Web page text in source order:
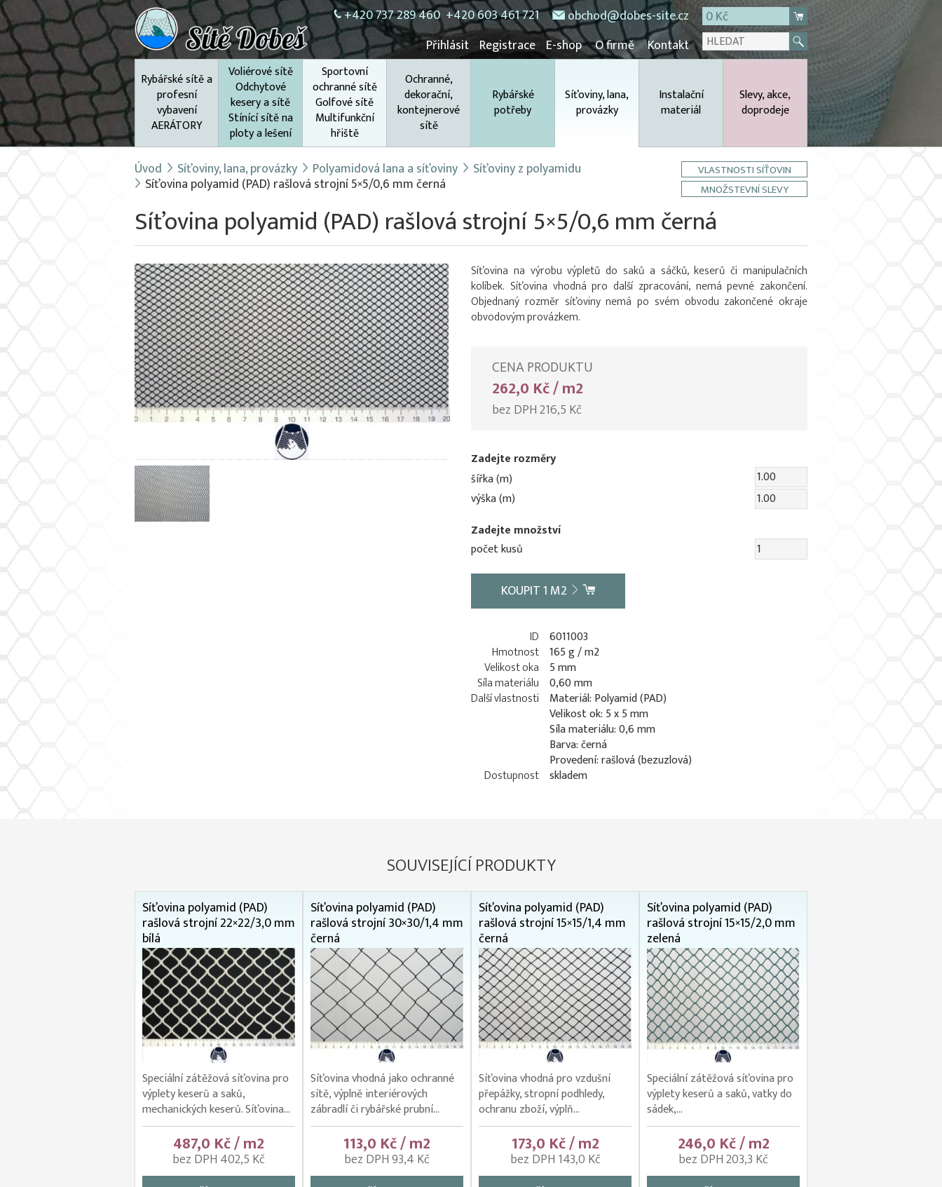
+420 737 289 460 +420 603 461 721 obchod@dobes-site.cz
0 Kč
Přihlásit Registrace E-shop O firmě Kontakt
Rybářské sítě a
profesní
vybavení
AERÁTORY
Voliérové sítě
Odchytové
kesery a sítě
Stínící sítě na
ploty a lešení
Sportovní
ochranné sítě
Golfové sítě
Multifunkční
hřiště
Ochranné,
dekorační,
kontejnerové
sítě
Rybářské
potřeby
Síťoviny, lana,
provázky
Instalační
materiál
Slevy, akce,
doprodeje
Úvod Síťoviny, lana, provázky Polyamidová lana a síťoviny Síťoviny z polyamidu
Síťovina polyamid (PAD) rašlová strojní 5×5/0,6 mm černá
VLASTNOSTI SÍŤOVIN
MNOŽSTEVNÍ SLEVY
Síťovina polyamid (PAD) rašlová strojní 5×5/0,6 mm černá
Síťovina na výrobu výpletů do saků a sáčků, keserů či manipulačních
kolíbek. Síťovina vhodná pro další zpracování, nemá pevné zakončení.
Objednaný rozměr síťoviny nemá po svém obvodu zakončené okraje
obvodovým provázkem.
CENA PRODUKTU
262,0 Kč / m2
bez DPH 216,5 Kč
Zadejte rozměry
šířka (m)
výška (m)
Zadejte množství
počet kusů
KOUPIT1 M2
ID 6011003
Hmotnost 165 g / m2
Velikost oka
5 mm
Síla materiálu 0,60 mm
Další vlastnosti
Materiál: Polyamid (PAD)
Velikost ok: 5 x 5 mm
Síla materiálu: 0,6 mm
Barva: černá
Provedení: rašlová (bezuzlová)
Dostupnost skladem
SOUVISEJÍCÍ PRODUKTY
Síťovina polyamid (PAD)
rašlová strojní 22×22/3,0 mm
bílá
Speciální zátěžová síťovina pro
výplety keserů a saků,
mechanických keserů. Síťovina...
487,0 Kč / m2
bez DPH 402,5 Kč
Síťovina polyamid (PAD)
rašlová strojní 30×30/1,4 mm
černá
Síťovina vhodná jako ochranné
sítě, výplně interiérových
zábradlí či rybářské prubní...
113,0 Kč / m2
bez DPH 93,4 Kč
Síťovina polyamid (PAD)
rašlová strojní 15×15/1,4 mm
černá
Síťovina vhodná pro vzdušní
přepážky, stropní podhledy,
ochranu zboží, výplň...
173,0 Kč / m2
bez DPH 143,0 Kč
Síťovina polyamid (PAD)
rašlová strojní 15×15/2,0 mm
zelená
Speciální zátěžová síťovina pro
výplety keserů a saků, vatky do
sádek,...
246,0 Kč / m2
bez DPH 203,3 Kč